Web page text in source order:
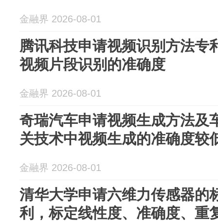
金融界 2026-08-01
腾讯科技申请视频识别方法专
视频片段识别的准确度
金融界 2026-08-01
奇瑞汽车申请视频生成方法及
关技术中视频生成的准确度较
金融界 2026-08-01
清华大学申请六维力传感器的
利，标定线性度、准确度、重